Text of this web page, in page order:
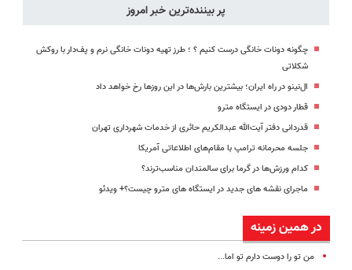
پر بیننده‌ترین خبر امروز
چگونه دونات خانگی درست کنیم ؟ ؛ طرز تهیه دونات خانگی نرم و پف‌دار با روکش
شکلاتی
ال‌نینو در راه ایران؛ بیشترین بارش‌ها در این روزها رخ خواهد داد
قطار دودی در ایستگاه مترو
قدردانی دفتر آیت‌الله عبدالکریم حائری از خدمات شهرداری تهران
جلسه محرمانه ترامپ با مقام‌های اطلاعاتی آمریکا
کدام ورزش‌ها در گرما برای سالمندان مناسب‌ترند؟
ماجرای نقشه های جدید در ایستگاه های مترو چیست؟+ ویدئو
در همین زمینه
من تو را دوست دارم تو اما...